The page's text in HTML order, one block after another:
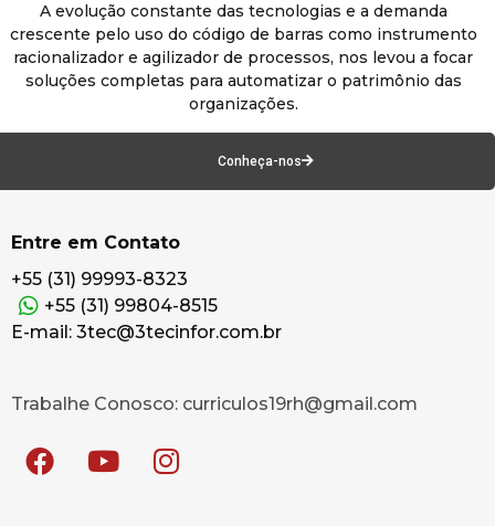
A evolução constante das tecnologias e a demanda
crescente pelo uso do código de barras como instrumento
racionalizador e agilizador de processos, nos levou a focar
soluções completas para automatizar o patrimônio das
organizações.
Conheça-nos
Entre em Contato
+55 (31) 99993-8323
+55 (31) 99804-8515
E-mail: 3tec@3tecinfor.com.br
Trabalhe Conosco: curriculos19rh@gmail.com